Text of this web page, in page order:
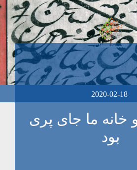
2020-02-18
خانه ما جای پری
بود